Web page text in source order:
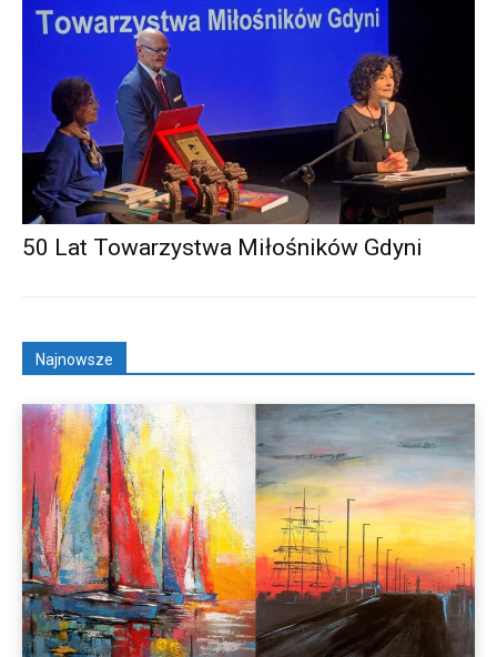
50 Lat Towarzystwa Miłośników Gdyni
Najnowsze